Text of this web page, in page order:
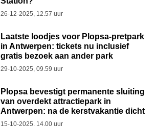
26-12-2025, 12.57 uur
Laatste loodjes voor Plopsa-pretpark
in Antwerpen: tickets nu inclusief
gratis bezoek aan ander park
29-10-2025, 09.59 uur
Plopsa bevestigt permanente sluiting
van overdekt attractiepark in
Antwerpen: na de kerstvakantie dicht
15-10-2025, 14.00 uur